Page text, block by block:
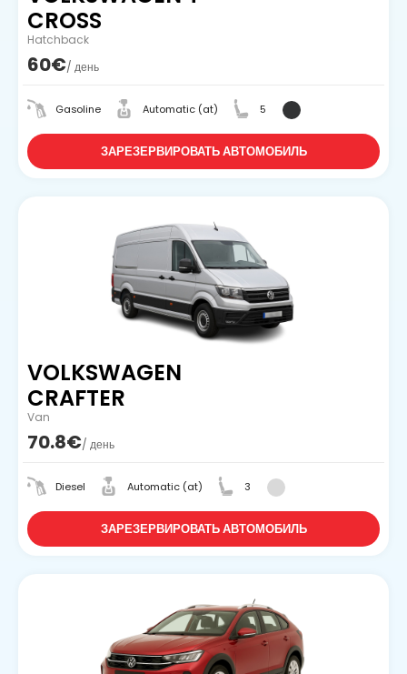
CROSS
Hatchback
60€/ день
Gasoline Automatic (at) 5
ЗАРЕЗЕРВИРОВАТЬ АВТОМОБИЛЬ
VOLKSWAGEN
CRAFTER
Van
70.8€/ день
Diesel Automatic (at) 3
ЗАРЕЗЕРВИРОВАТЬ АВТОМОБИЛЬ